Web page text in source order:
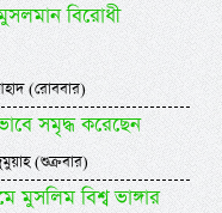
বিরোধী
(রোববার)
সমৃদ্ধ করেছেন
(শুক্রবার)
মুসলিম বিশ্ব ভাঙ্গার